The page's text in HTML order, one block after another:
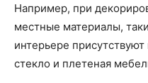
Например, при
местные материалы,
интерьере
стекло и плетеная